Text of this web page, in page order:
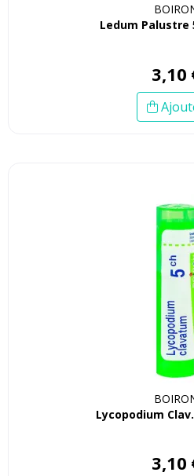
Ledum Palustre
3,10
Lycopodium
3,10